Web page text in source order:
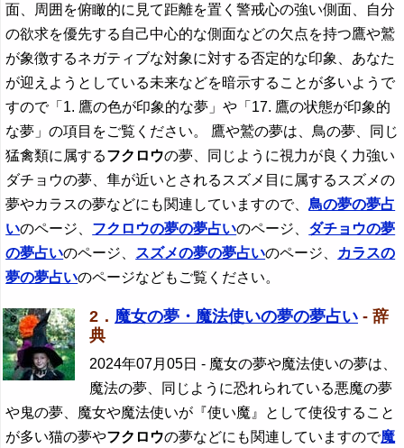
面、周囲を俯瞰的に見て距離を置く警戒心の強い側面、自分
の欲求を優先する自己中心的な側面などの欠点を持つ鷹や鷲
が象徴するネガティブな対象に対する否定的な印象、あなた
が迎えようとしている未来などを暗示することが多いようで
すので「1. 鷹の色が印象的な夢」や「17. 鷹の状態が印象的
な夢」の項目をご覧ください。 鷹や鷲の夢は、鳥の夢、同じ
猛禽類に属するフクロウの夢、同じように視力が良く力強い
ダチョウの夢、隼が近いとされるスズメ目に属するスズメの
夢やカラスの夢などにも関連していますので、鳥の夢の夢占
いのページ、 フクロウの夢の夢占いのページ、 ダチョウの夢
の夢占いのページ、 スズメの夢の夢占いのページ、
カラスの
夢の夢占いのページなどもご覧ください。
2． 魔女の夢・魔法使いの夢の夢占い - 辞
典
2024年07月05日 - 魔女の夢や魔法使いの夢は、
魔法の夢、同じように恐れられている悪魔の夢
や鬼の夢、魔女や魔法使いが『使い魔』として使役すること
が多い猫の夢やフクロウの夢などにも関連していますので魔